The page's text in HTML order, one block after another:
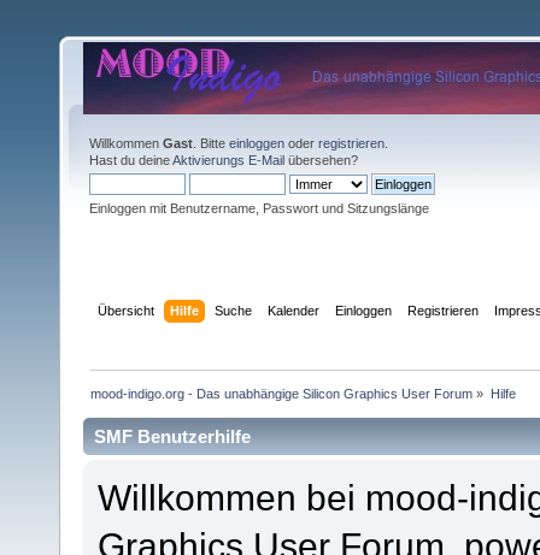
Willkommen Gast . Bitte einloggen oder registrieren
Hast du deineAktivierungs E-Mail übersehen?
Einloggen mit Benutzername, Passwort und Sitzungslänge
Übersicht Hilfe Suche Kalender Einloggen Registrieren
mood-indigo.org - Das unabhängige Silicon Graphics User Forum » Hilfe
SMF Benutzerhilfe
Willkommen bei mood-
Graphics User Forum,